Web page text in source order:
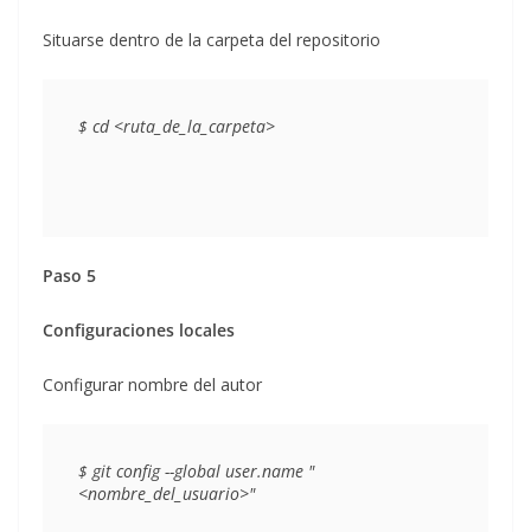
Situarse dentro de la carpeta del repositorio
$ cd
Paso 5
Configuraciones locales
Configurar nombre del autor
$ git config --global user.name "
<nombre_del_usuario>"